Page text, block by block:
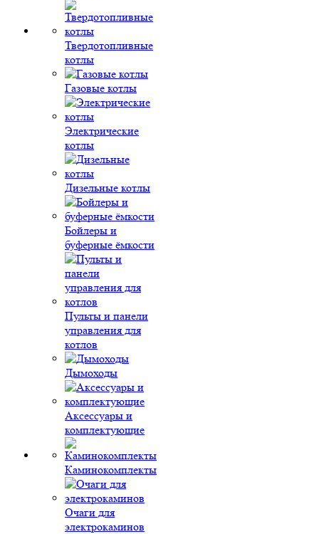
Твердотопливные
котлы
Газовые котлы
Электрические
котлы
Дизельные котлы
Бойлеры и
буферные ёмкости
Пульты и панели
управления для
котлов
Дымоходы
Аксессуары и
комплектующие
Каминокомплекты
Очаги для
электрокаминов